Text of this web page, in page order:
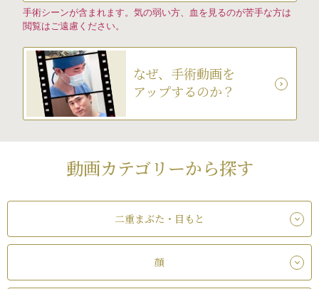
手術シーンが含まれます。気の弱い方、血を見るのが苦手な方は
閲覧はご遠慮ください。
なぜ、手術動画を
アップするのか？
動画カテゴリーから探す
二重まぶた・目もと
顔